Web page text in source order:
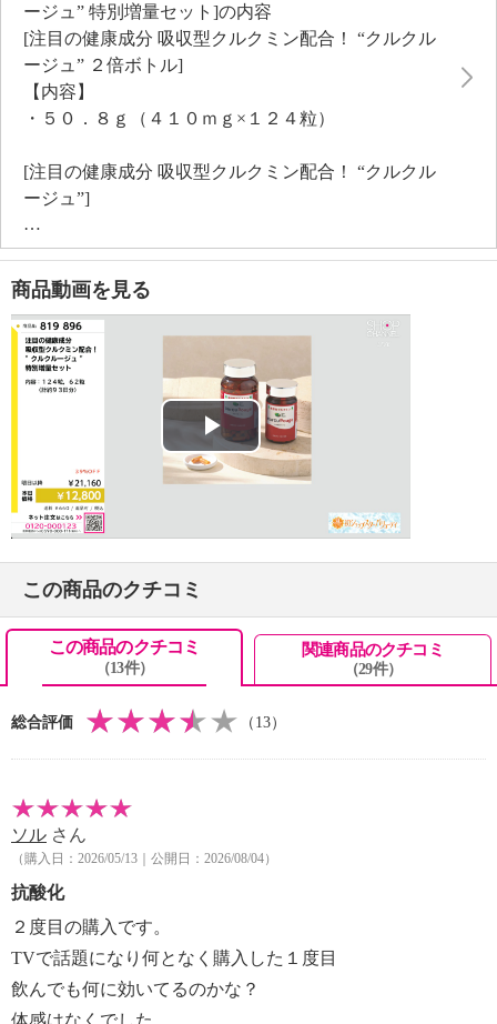
ージュ” 特別増量セット]の内容
[注目の健康成分 吸収型クルクミン配合！ “クルクル
ージュ” ２倍ボトル]
【内容】
・５０．８ｇ（４１０ｍｇ×１２４粒）
[注目の健康成分 吸収型クルクミン配合！ “クルクル
ージュ”]
【内容】
・２５．４ｇ（４１０ｍｇ×６２粒）
[注目の健康成分 吸収型クルクミン配合！ “クルクル
ージュ” 特別増量セット]の商品説明
「注目の健康成分 吸収型クルクミン配合！ “クルクル
ージュ” 特別増量セット」のご紹介です。
[注目の健康成分 吸収型クルクミン配合！ “クルクル
ージュ” ２倍ボトル]の商品説明
健康維持として注目の原料、クルクミンを研究し続け
るメーカー、セラバイオファーマ社が開発した赤い粒
大きく硬い結晶体という特徴をもつクルクミンを、メ
ーカーの技術で水に溶けやすく、吸収しやすくし
た“吸収型クルクミン”を開発。
２粒あたり、クルクミンを１８０ｍｇ配合していま
健康的に活動的な毎日を維持したい方におすすめで
す。
【何日／何ヶ月／何回分／何食分】
・約６２日分 ※使用方法により異なる
【期限表示】
・開封前：商品記載の通り
【同梱書類】
【アレルギー表示一覧】
商品動画を見る
Play
この商品のクチコミ
この商品のクチコミ
（13件）
関連商品のクチコミ
（29件）
総合評価 （13）
ソル さん
（購入日：2026/05/13｜公開日：2026/08/04）
抗酸化
２度目の購入です。
TVで話題になり何となく購入した１度目
飲んでも何に効いてるのかな？
体感はなくでした。